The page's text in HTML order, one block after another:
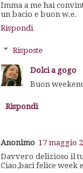
Imma a me hai
un bacio e buon w.e.
Rispondi
Risposte
Dolci a gogo
Buon
Rispondi
Anonimo 17 maggio
Davvero delizioso il
Ciao,baci felice week